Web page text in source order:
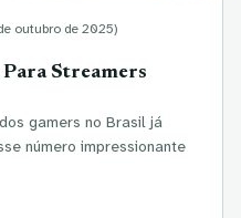
outubro de 2025)
Streamers
gamers no Brasil já
número impressionante